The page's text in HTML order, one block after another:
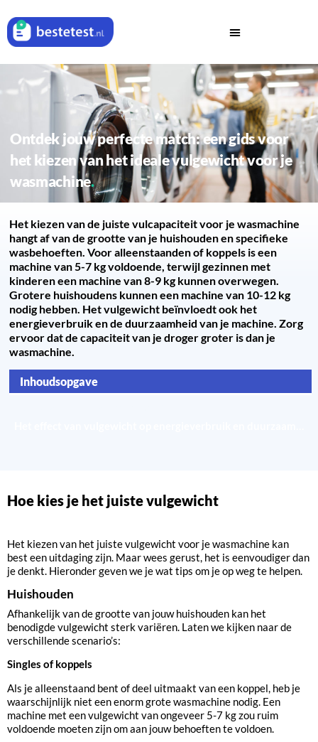
Ontdek jouw perfecte match: een gids voor
het kiezen van het ideale vulgewicht voor je
wasmachine
Het kiezen van de juiste vulcapaciteit voor je wasmachine
hangt af van de grootte van je huishouden en specifieke
wasbehoeften. Voor alleenstaanden of koppels is een
machine van 5-7 kg voldoende, terwijl gezinnen met
kinderen een machine van 8-9 kg kunnen overwegen.
Grotere huishoudens kunnen een machine van 10-12 kg
nodig hebben. Het vulgewicht beïnvloedt ook het
energieverbruik en de duurzaamheid van je machine. Zorg
ervoor dat de capaciteit van je droger groter is dan je
wasmachine.
Inhoudsopgave
Hoe kies je het juiste vulgewicht
Het kiezen van het juiste vulgewicht voor je wasmachine kan
best een uitdaging zijn. Maar wees gerust, het is eenvoudiger dan
je denkt. Hieronder geven we je wat tips om je op weg te helpen.
Huishouden
Afhankelijk van de grootte van jouw huishouden kan het
benodigde vulgewicht sterk variëren. Laten we kijken naar de
verschillende scenario’s:
Singles of koppels
Als je alleenstaand bent of deel uitmaakt van een koppel, heb je
waarschijnlijk niet een enorm grote wasmachine nodig. Een
machine met een vulgewicht van ongeveer 5-7 kg zou ruim
voldoende moeten zijn om aan jouw behoeften te voldoen.